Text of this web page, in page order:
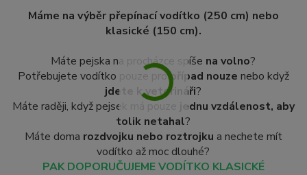
Máme na výběr přepínací vodítko (250 cm) nebo
klasické (150 cm).
Máte pejska na procházce spíše na volno?
Potřebujete vodítko pouze propřípad nouze nebo když
jdete k veterináři?
Máte raději, když pejsek má pouze
jednu vzdálenost, aby
tolik netahal?
Máte doma rozdvojku nebo roztrojku a nechete mít
vodítko až moc dlouhé?
PAK DOPORUČUJEME VODÍTKO KLASICKÉ